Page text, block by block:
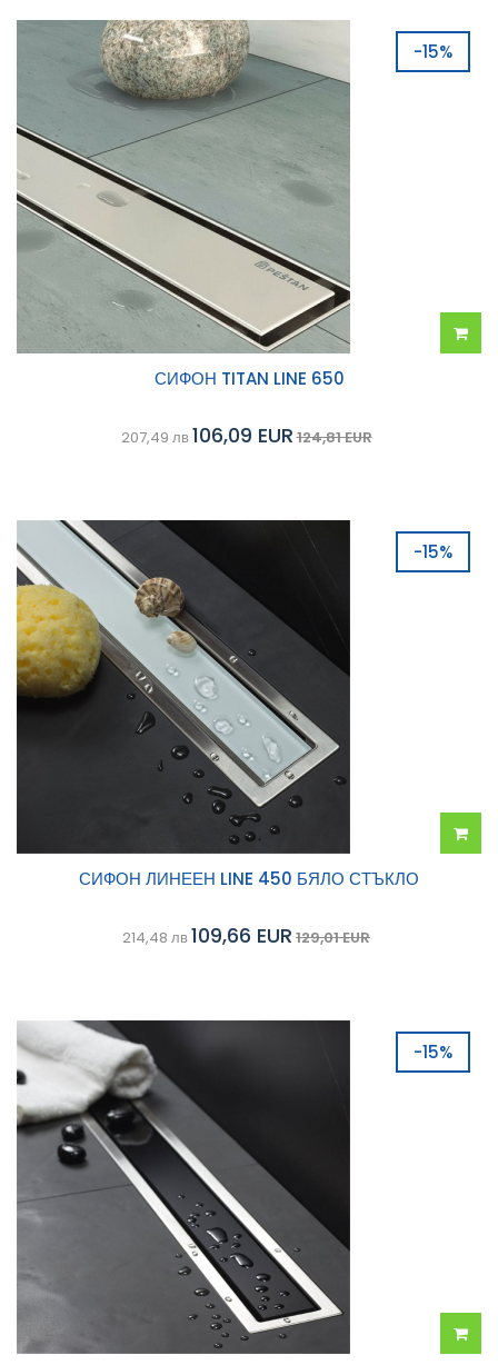
-15%
СИФОН TITAN LINE 650
207,49 лв106,09 EUR124,81 EUR
-15%
СИФОН ЛИНЕЕН LINE 450 БЯЛО СТЪКЛО
214,48 лв109,66 EUR 129,01 EUR
-15%